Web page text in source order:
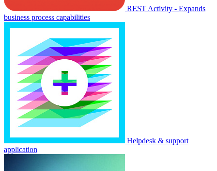
REST Activity - Expands
business process capabilities
Helpdesk & support
application